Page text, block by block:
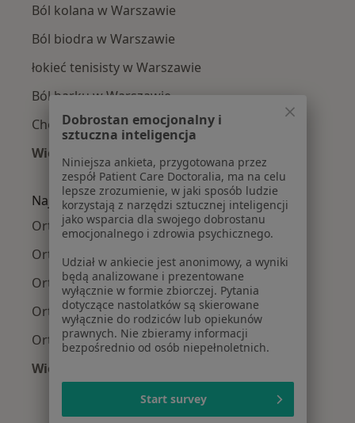
Ból kolana w Warszawie
Ból biodra w Warszawie
łokieć tenisisty w Warszawie
Ból barku w Warszawie
Choroby zwyrodnieniowe w Warszawie
Więcej (15)
Więcej w kategorii: Najczęście leczone
Najpopularniejsze ubezpieczenia
Ortopedzi z Medicover w Warszawie
Ortopedzi z Allianz w Warszawie
Ortopedzi z INTER Polska w Warszawie
Ortopedzi z Signal Iduna w Warszawie
Ortopedzi z Compensa w Warszawie
Więcej (11)
Więcej w kategorii: Najpopularniejsze
Dobrostan emocjonalny i
sztuczna inteligencja
Niniejsza ankieta, przygotowana przez
zespół Patient Care Doctoralia, ma na celu
lepsze zrozumienie, w jaki sposób ludzie
korzystają z narzędzi sztucznej inteligencji
jako wsparcia dla swojego dobrostanu
emocjonalnego i zdrowia psychicznego.
Udział w ankiecie jest anonimowy, a wyniki
będą analizowane i prezentowane
wyłącznie w formie zbiorczej. Pytania
dotyczące nastolatków są skierowane
wyłącznie do rodziców lub opiekunów
prawnych. Nie zbieramy informacji
bezpośrednio od osób niepełnoletnich.
Start survey